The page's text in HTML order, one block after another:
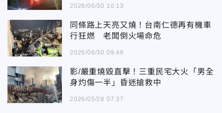
2026/06/30 10:13
同條路上天亮又燒！台南仁德再有機車
行狂燃 老闆倒火場命危
2026/06/30 09:49
影/嚴重燒毀直擊！三重民宅大火「男全
身灼傷一半」昏迷搶救中
2026/05/28 07:37